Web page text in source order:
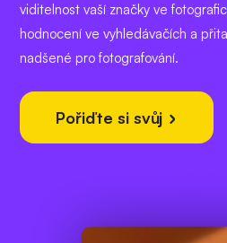
viditelnost vaší značky ve
hodnocení ve vyhledávačích a
nadšené pro fotografování.
Pořiďte si svůj